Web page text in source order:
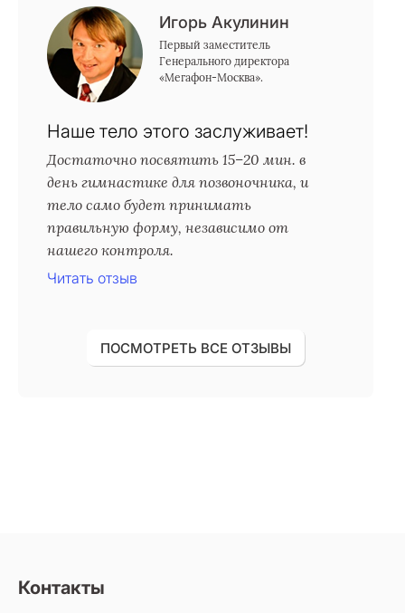
Игорь Акулинин
Первый заместитель
Генерального директора
«Мегафон-Москва».
Наше тело этого заслуживает!
Достаточно посвятить 15–20 мин. в
день гимнастике для позвоночника, и
тело само будет принимать
правильную форму, независимо от
нашего контроля.
Читать отзыв
ПОСМОТРЕТЬ ВСЕ ОТЗЫВЫ
Контакты